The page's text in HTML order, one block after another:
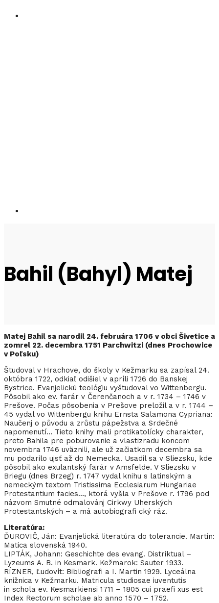
Bahil (Bahyl) Matej
Matej Bahil sa narodil 24. februára 1706 v obci Šivetice a
zomrel 22. decembra 1751 Parchwitzi (dnes Prochowice
v Poľsku)
Študoval v Hrachove, do školy v Kežmarku sa zapísal 24.
októbra 1722, odkiaľ odišiel v apríli 1726 do Banskej
Bystrice. Evanjelickú teológiu vyštudoval vo Wittenbergu.
Pôsobil ako ev. farár v Čerenčanoch a v r. 1734 – 1746 v
Prešove. Počas pôsobenia v Prešove preložil a v r. 1744 –
45 vydal vo Wittenbergu knihu Ernsta Salamona Cypriana:
Naučenj o původu a zrůstu pápežstva a Srdečné
napomenutí… Tieto knihy mali protikatolícky charakter,
preto Bahila pre poburovanie a vlastizradu koncom
novembra 1746 uväznili, ale už začiatkom decembra sa
mu podarilo ujsť až do Nemecka. Usadil sa v Sliezsku, kde
pôsobil ako exulantský farár v Amsfelde. V Sliezsku v
Briegu (dnes Brzeg) r. 1747 vydal knihu s latinským a
nemeckým textom Tristissima Ecclesiarum Hungariae
Protestantium facies…, ktorá vyšla v Prešove r. 1796 pod
názvom Smutné odmalovánj Cirkwy Uherských
Protestantských – a má autobiografi cký ráz.
Literatúra:
ĎUROVIČ, Ján: Evanjelická literatúra do tolerancie. Martin:
Matica slovenská 1940.
LIPTÁK, Johann: Geschichte des evang. Distriktual –
Lyzeums A. B. in Kesmark. Kežmarok: Sauter 1933.
RÍZNER, Ľudovít: Bibliografi a I. Martin 1929. Lyceálna
knižnica v Kežmarku. Matricula studiosae iuventutis
in schola ev. Kesmarkiensi 1711 – 1805 cui praefi xus est
Index Rectorum scholae ab anno 1570 – 1752.